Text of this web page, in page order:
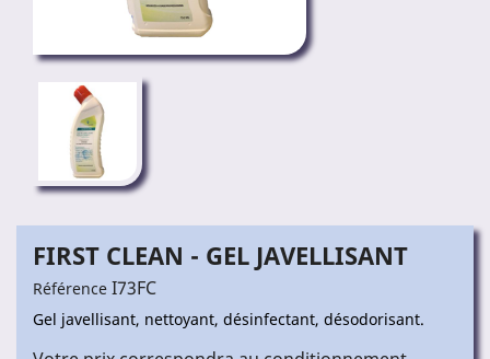
FIRST CLEAN - GEL JAVELLISANT
Référence I73FC
Gel javellisant, nettoyant, désinfectant, désodorisant.